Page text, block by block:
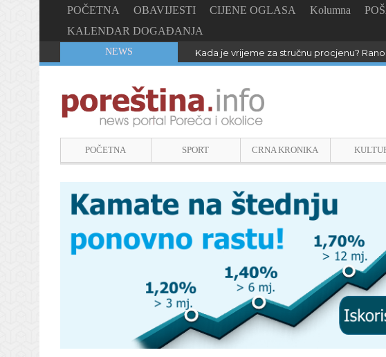
POČETNA OBAVIJESTI CIJENE OGLASA Kolumna
KALENDAR DOGAĐANJA
NEWS Kada je vrijeme za stručnu procjenu?
POČETNA SPORT CRNA KRONIKA